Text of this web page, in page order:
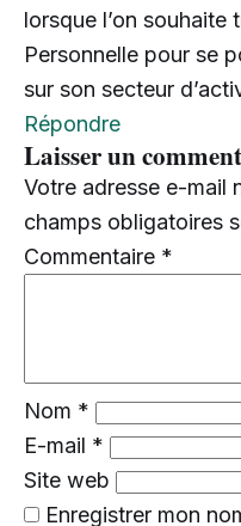
lorsque l’on souhaite
Personnelle pour se
sur son secteur
Répondre
Laisser un
Votre adresse e-mail
champs obligatoires
Commentaire *
Nom *
E-mail *
Site web
Enregistrer mon